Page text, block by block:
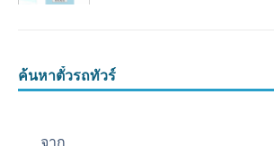
ค้นหาตั๋วรถทัวร์